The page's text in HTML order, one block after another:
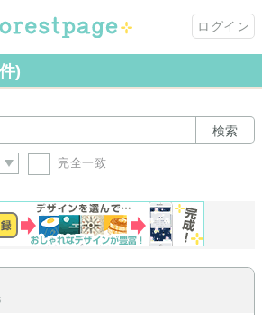
ログイン
)
検索
完全一致